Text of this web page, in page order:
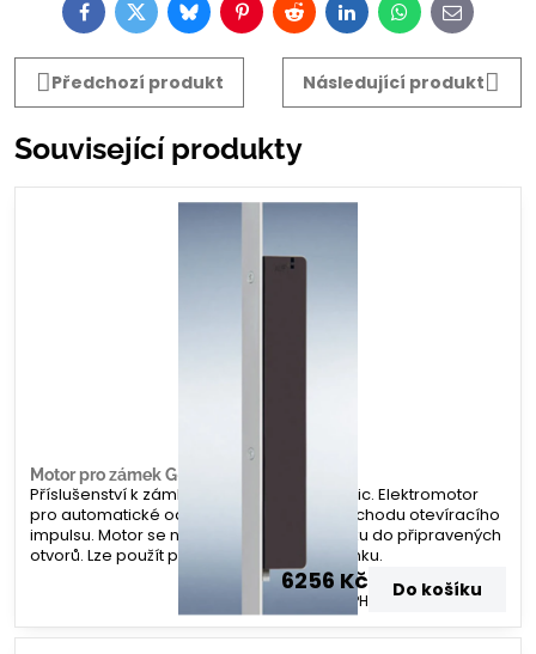
FacebookTwitterBlueskyPinterestRedditLinkedInWhatsApp
E-
mail
Předchozí produkt
Následující produkt
Související produkty
Motor pro zámek G-U A-otevírač
Příslušenství k zámku G-U Secury Automatic. Elektromotor
pro automatické odemknutí zámku po příchodu otevíracího
impulsu. Motor se namontuje na lištu zámku do připravených
otvorů. Lze použít po všechny varianty zámku.
6256 Kč
bez DPH Do košíku